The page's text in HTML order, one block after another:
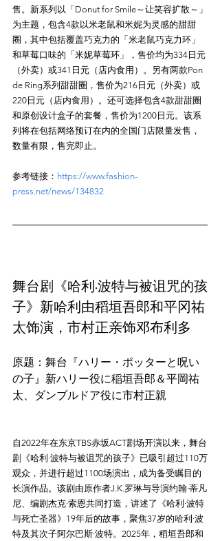
售。新系列以「Donut for Smile～让笑容扩散～」
为主题，包含4款以米老鼠和米妮为灵感的甜甜
圈，其中包括覆盖巧克力的「米老鼠巧克力环」
和草莓口味的「米妮草莓环」，售价均为334日元
（外卖）或341日元（店内食用）。另有两款Pon
de Ring系列甜甜圈，售价为216日元（外卖）或
220日元（店内食用）。还可选择包含4款甜甜圈
和原创设计盒子的套餐，售价为1200日元。该系
列将在包括网络预订在内的全国门店限量发售，
参考链接： https://www.fashion-
press.net/news/134832
舞台剧《哈利·波特与被诅咒的孩
子》新哈利由稻垣吾郎和平冈祐
太饰演，市村正亲饰邓布利多
原题：舞台『ハリー・ポッターと呪い
の子』新ハリー役に稲垣吾郎＆平岡祐
自2022年在东京TBS赤坂ACT剧场开演以来，舞台
剧《哈利·波特与被诅咒的孩子》已吸引超过110万
观众，并进行超过1100场演出，成为备受瞩目的
长演作品。该剧由原作者J.K.罗琳与导演约翰·蒂凡
尼、编剧杰克·索恩共同打造，讲述了《哈利·波特
与死亡圣器》19年后的故事，聚焦37岁的哈利·波
特及其次子阿尔巴斯·波特。2025年，稻垣吾郎和